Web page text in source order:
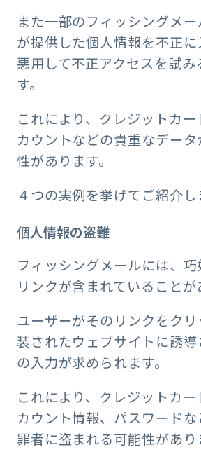
また一部のフィッシングメ
が提供した個人情報を不正
悪用して不正アクセスを試
す。
これにより、クレジットカ
カウントなどの貴重なデー
性があります。
４つの実例を挙げてご紹介し
個人情報の盗難
フィッシングメールには、
リンクが含まれていることが
ユーザーがそのリンクをク
装されたウェブサイトに誘
の入力が求められます。
これにより、クレジットカ
カウント情報、パスワード
罪者に盗まれる可能性があり